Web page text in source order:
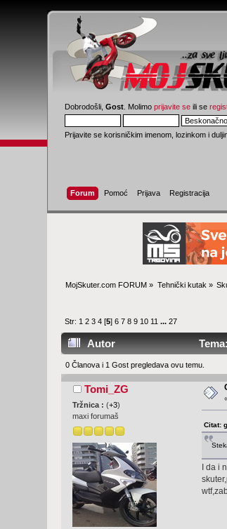
Dobrodošli,Gost . Molimoprijavite se ili se
Prijavite se korisničkim imenom, lozinkom i
Forum Pomoć Prijava Registracija
MojSkuter.com FORUM » Tehnički kutak »
Str: 1 2 3 4 [5]6 7 8 9 10 11 ...27
Autor
0 Članova i 1 Gost pregledava ovu temu.
Tomi_ZG
Tržnica :(+3)
maxi forumaš
Citat:
I da i